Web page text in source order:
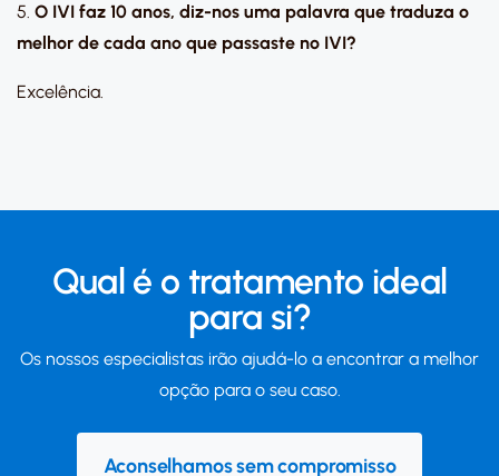
5. O IVI faz 10 anos, diz-nos uma palavra que traduza o
melhor de cada ano que passaste no IVI?
Excelência.
Qual é o tratamento ideal
para si?
Os nossos especialistas irão ajudá-lo a encontrar a melhor
opção para o seu caso.
Aconselhamos sem compromisso